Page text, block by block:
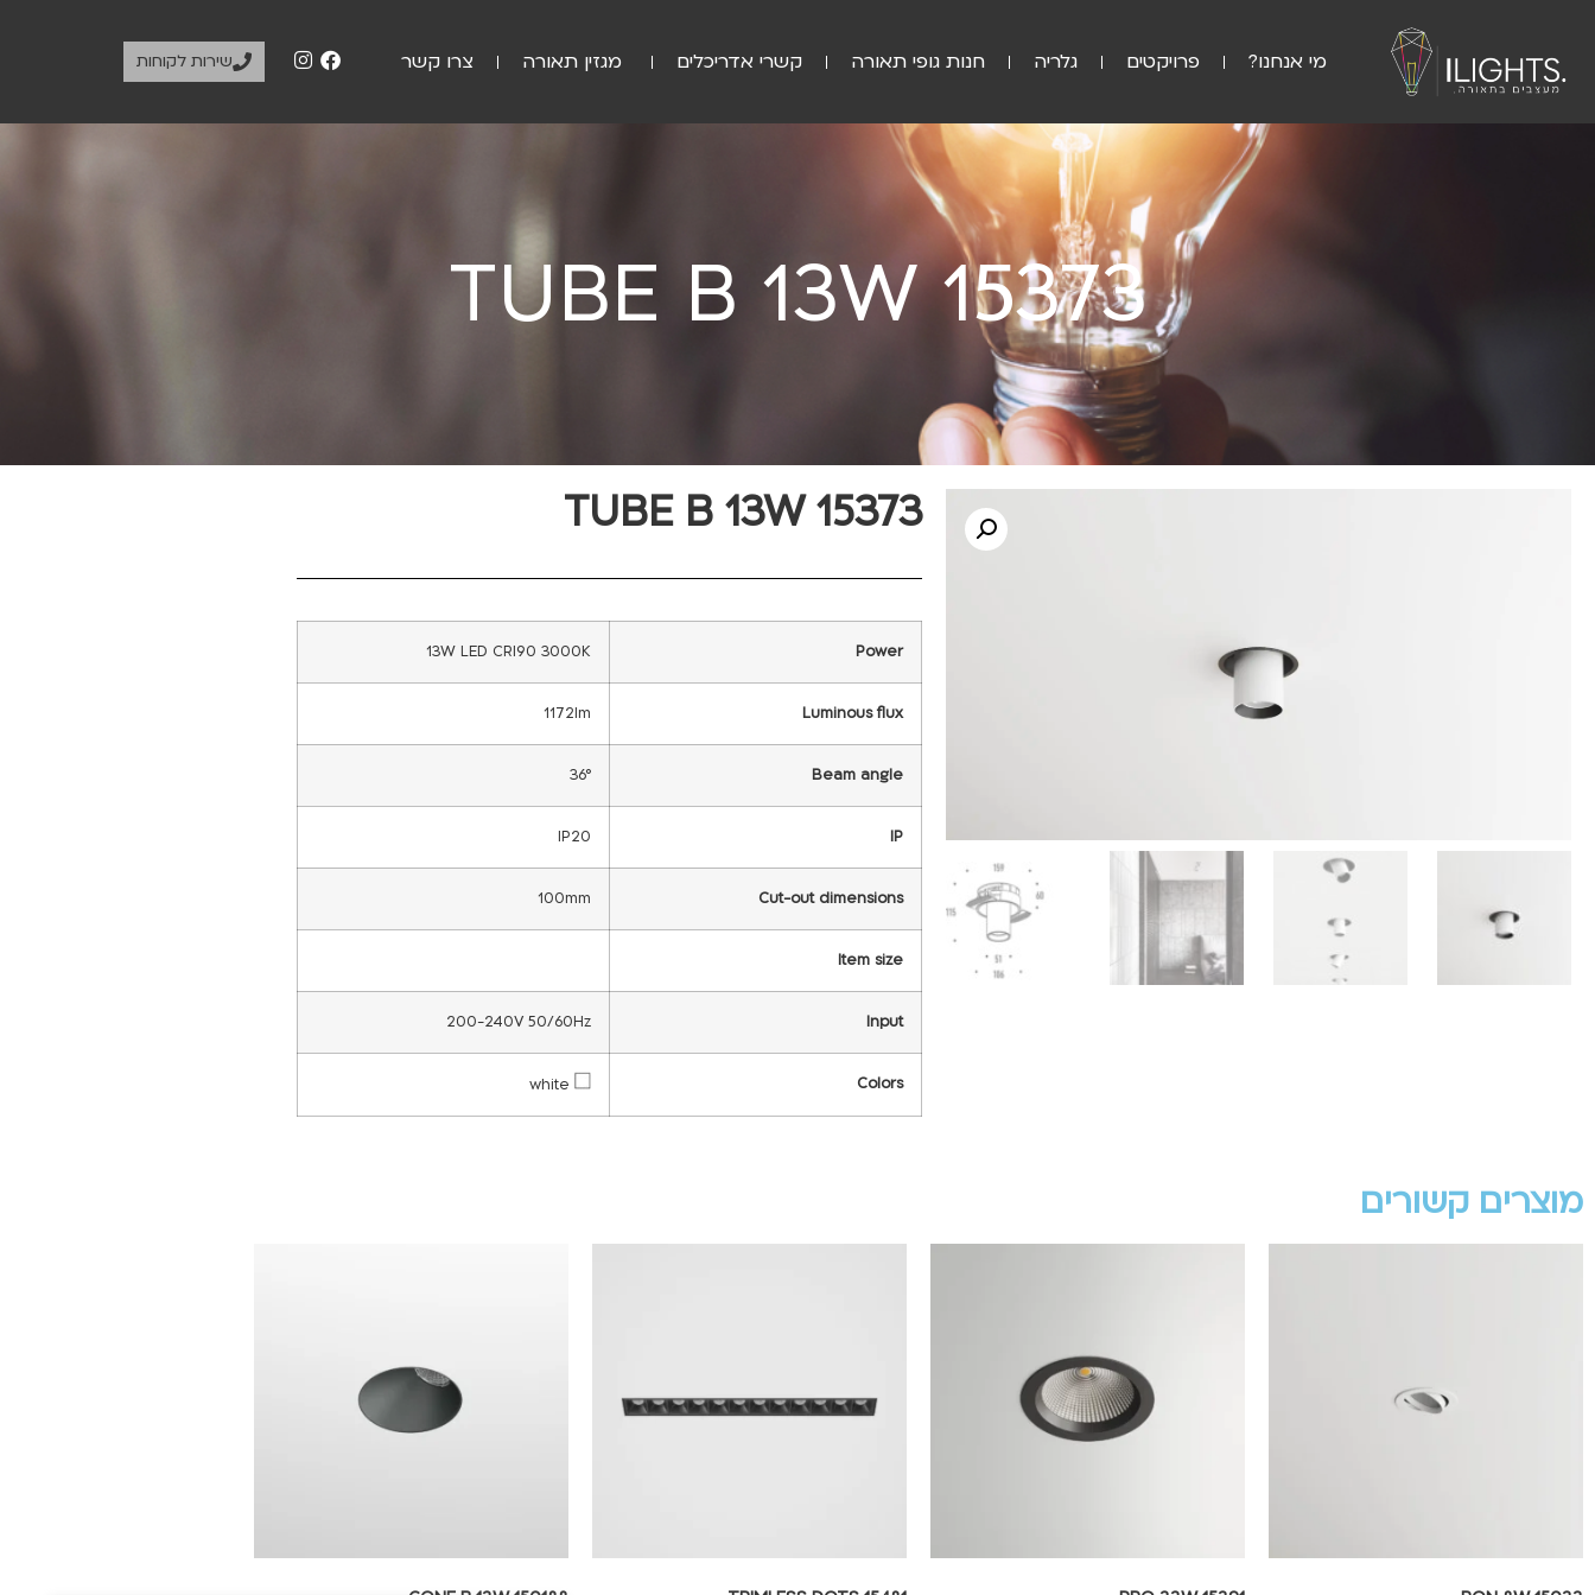
מי אנחנו? פרויקטים גלריה חנות גופי תאורה קשרי אדריכלים מגזין תאורה צרו קשר שירות לקוחות
TUBE B 13W 15373
TUBE B 13W 15373
Power
13W LED CRI90 3000K
Luminous flux
1172lm
Beam angle
36°
IP
IP20
Cut-out dimensions
100mm
Item size
Input
200-240V 50/60Hz
Colors
מוצרים קשורים